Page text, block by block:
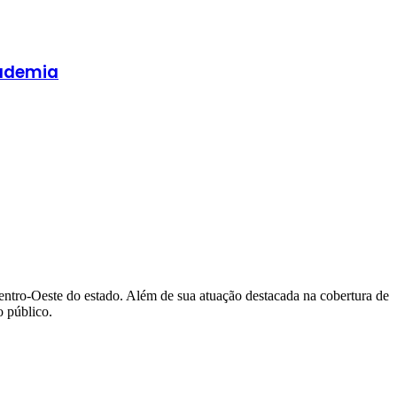
Oeste do estado. Além de sua atuação destacada na cobertura de
público.